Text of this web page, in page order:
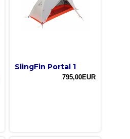
SlingFin Portal 1
795,00EUR